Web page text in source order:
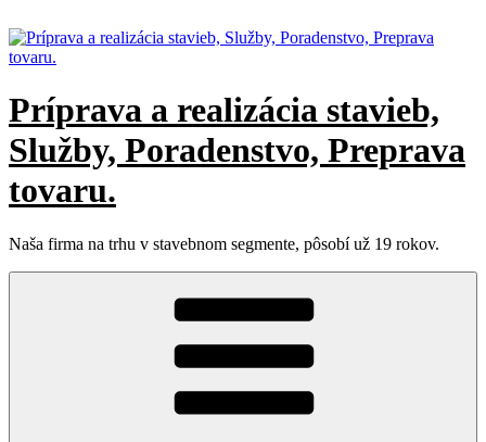
na
obsah
Príprava a realizácia stavieb,
Služby, Poradenstvo, Preprava
tovaru.
Naša firma na trhu v stavebnom segmente, pôsobí už 19 rokov.